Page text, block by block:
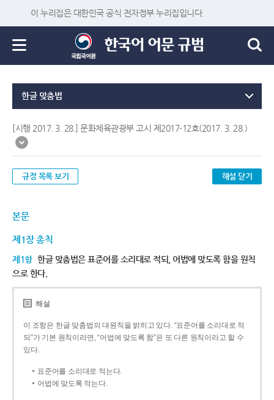
이 누리집은 대한민국 공식 전자정부 누리집입니다.
한글 맞춤법
[시행 2017. 3. 28.] 문화체육관광부 고시 제2017-12호(2017. 3. 28.)
규정 목록 보기 해설 닫기
본문
제1장 총칙
제1항 한글 맞춤법은 표준어를 소리대로 적되, 어법에 맞도록 함을 원칙
으로 한다.
해설
이 조항은 한글 맞춤법의 대원칙을 밝히고 있다. “표준어를 소리대로 적
되”가 기본 원칙이라면, “어법에 맞도록 함”은 또 다른 원칙이라고 할 수
있다.
표준어를 소리대로 적는다.
어법에 맞도록 적는다.